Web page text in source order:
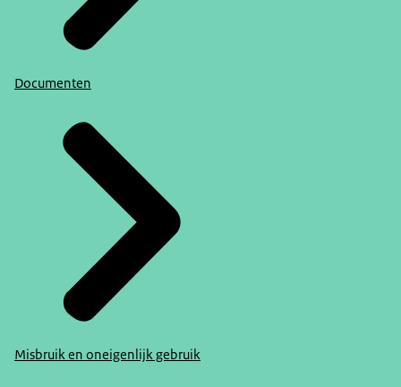
Documenten
Misbruik en oneigenlijk gebruik